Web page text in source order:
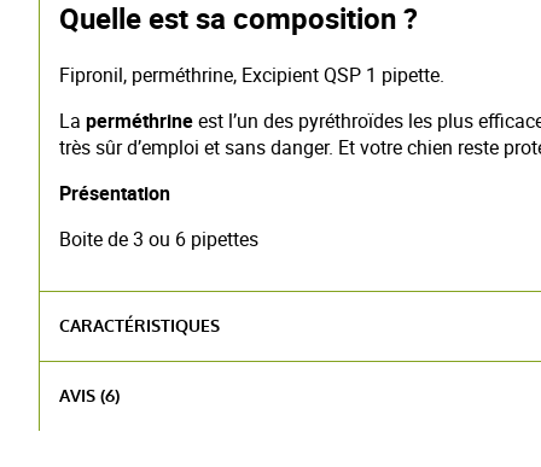
Quelle est sa composition ?
Fipronil, perméthrine, Excipient QSP 1 pipette.
La perméthrineest l’un des pyréthroïdes les plus
très sûr d’emploi et sans danger. Et votre chien reste
Présentation
Boite de 3 ou 6 pipettes
CARACTÉRISTIQUES
AVIS (6)